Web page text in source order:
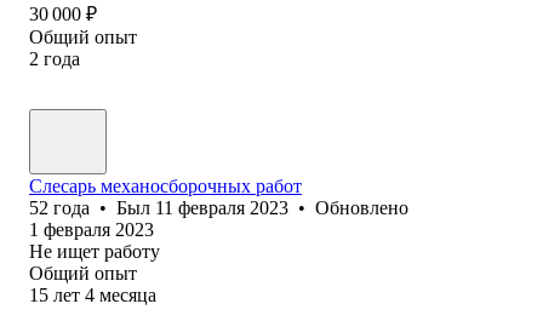
30 000 ₽
Общий опыт
2 года
Слесарь механосборочных работ
52 года • Был 11 февраля 2023 • Обновлено
1 февраля 2023
Не ищет работу
Общий опыт
15 лет 4 месяца